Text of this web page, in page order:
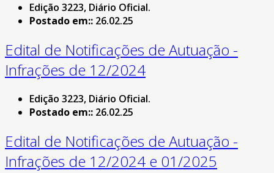
Edição 3223, Diário Oficial.
Postado em:: 26.02.25
Edital de Notificações de Autuação -
Infrações de 12/2024
Edição 3223, Diário Oficial.
Postado em:: 26.02.25
Edital de Notificações de Autuação -
Infrações de 12/2024 e 01/2025